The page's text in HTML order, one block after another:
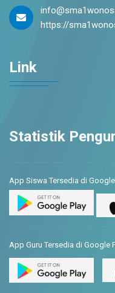
https://
Link
Statistik
App Siswa Tersedia di
App Guru Tersedia di Google